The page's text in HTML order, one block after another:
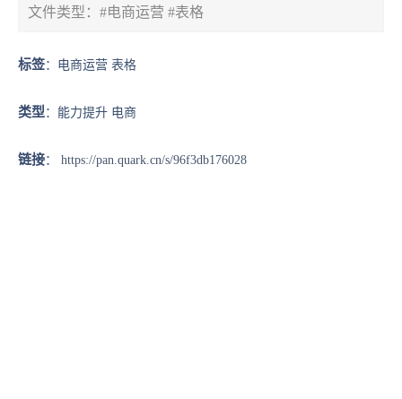
文件类型：#电商运营 #表格
标签：电商运营 表格
类型 ：能力提升 电商
链接： https://pan.quark.cn/s/96f3db176028